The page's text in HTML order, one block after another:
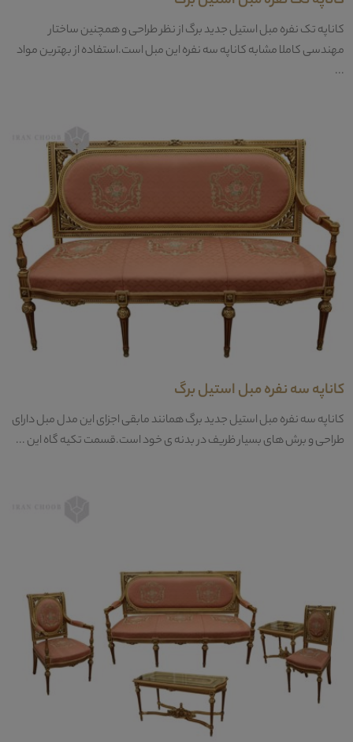
کاناپه تک نفره مبل استیل جدید برگ از نظر طراحی و همچنین ساختار
مهندسی کاملا مشابه کاناپه سه نفره این مبل است.استفاده از بهترین مواد
...
کاناپه سه نفره مبل استیل برگ
کاناپه سه نفره مبل استیل جدید برگ همانند مابقی اجزای این مدل مبل دارای
طراحی و برش های بسیار ظریف در بدنه ی خود است.قسمت تکیه گاه این ...